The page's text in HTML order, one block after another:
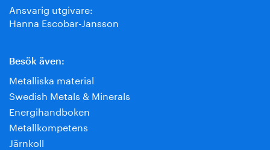
Ansvarig utgivare:
Hanna Escobar-Jansson
Besök även:
Metalliska material
Swedish Metals & Minerals
Energihandboken
Metallkompetens
Järnkoll